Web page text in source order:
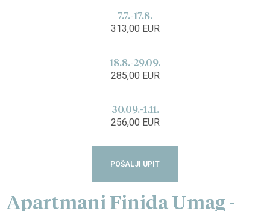
7.7.-17.8.
313,00 EUR
18.8.-29.09.
285,00 EUR
30.09.-1.11.
256,00 EUR
POŠALJI UPIT
Apartmani Finida Umag -